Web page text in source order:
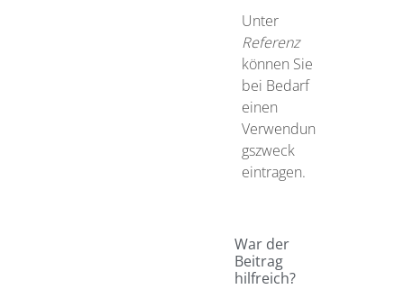
Unter
Referenz
können Sie
bei Bedarf
einen
Verwendun
gszweck
eintragen.
War der
Beitrag
hilfreich?